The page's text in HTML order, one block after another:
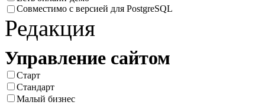
Совместимо с версией для PostgreSQL
Редакция
Управление сайтом
Старт
Стандарт
Малый бизнес